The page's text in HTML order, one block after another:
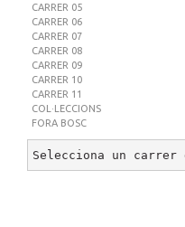
CARRER 05
CARRER 06
CARRER 07
CARRER 08
CARRER 09
CARRER 10
CARRER 11
COL·LECCIONS
FORA BOSC
Selecciona un